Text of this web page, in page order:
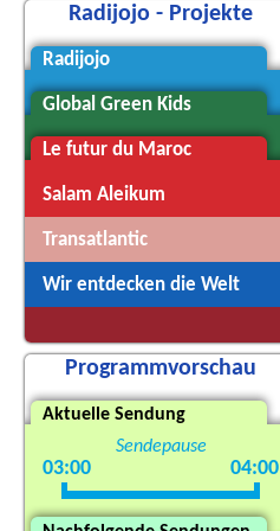
Radijojo - Projekte
Radijojo
Global Green Kids
Le futur du Maroc
Salam Aleikum
Transatlantic
Wir entdecken die Welt
Programmvorschau
Aktuelle Sendung
Sendepause
03:00 04:00